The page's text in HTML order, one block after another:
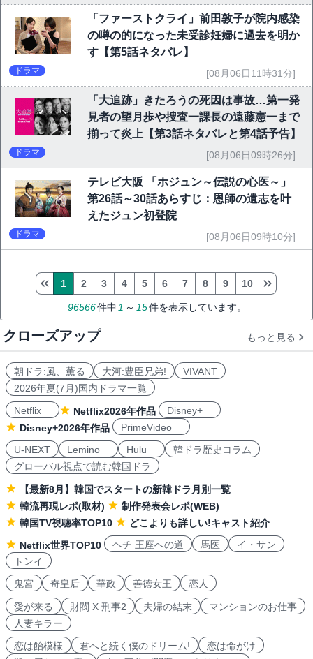
「ファーストクライ」前田敦子が院内感染
の噂の的になった未受診妊婦に過去を明か
す【第5話ネタバレ】
ドラマ [08月06日11時31分]
「大追跡」きたろうの死因は事故…第一発
見者の望月歩や捜査一課長の遠藤憲一まで
揃って炎上【第3話ネタバレと第4話予告】
ドラマ [08月06日09時26分]
テレビ大阪 「ホジュン～伝説の心医～」
第26話～30話あらすじ：恩師の遺志を叶
えたジュン初登院
ドラマ [08月06日09時10分]
96566件中 1 ～ 15件を表示しています。
1 2 3 4 5 6 7 8 9 10
クローズアップ もっと見る
朝ドラ:風、薫る 大河:豊臣兄弟!
VIVANT
2026年夏(7月)国内ドラマ一覧
Netflix
Netflix2026年作品
Disney+
Disney+2026年作品
PrimeVideo
U-NEXT
Lemino Hulu
韓ドラ歴史コラム
グローバル視点で読む韓国ドラ
【最新8月】韓国でスタートの新韓ドラ月別一覧
韓流再現レポ(取材)
制作発表会レポ(WEB)
韓国TV視聴率TOP10
どこよりも詳しい!キャスト紹介
Netflix世界TOP10
ヘチ 王座への道 馬医
イ・サン
トンイ
鬼宮
奇皇后 華政 善徳女王 恋人
愛が来る 財閥 X 刑事2 夫婦の結末
マンションのお仕事
人妻キラー
恋は飴模様
君へと続く僕のドリーム!
恋は命がけ